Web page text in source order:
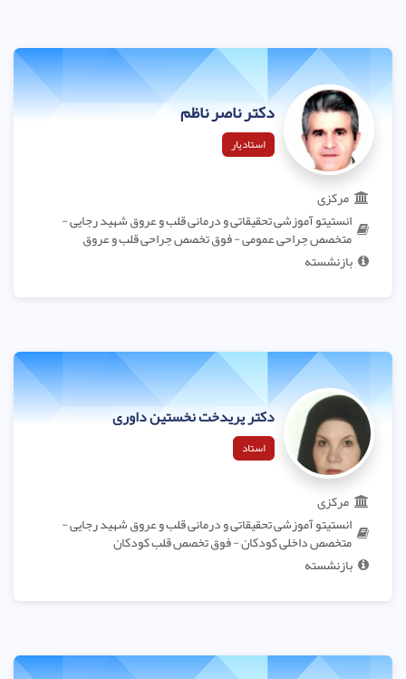
دکتر ناصر ناظم
استادیار
مرکزی
انستیتو آموزشی تحقیقاتی و درمانی قلب و عروق شهید رجایی -
متخصص جراحی عمومی - فوق تخصص جراحی قلب و عروق
بازنشسته
دکتر پریدخت نخستین داوری
استاد
مرکزی
انستیتو آموزشی تحقیقاتی و درمانی قلب و عروق شهید رجایی -
متخصص داخلی کودکان - فوق تخصص قلب کودکان
بازنشسته